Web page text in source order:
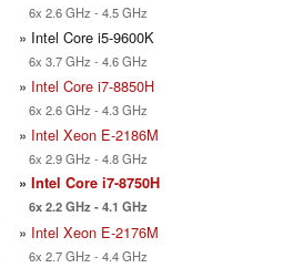
6x 2.6 GHz - 4.5 GHz
» Intel Core i5-9600K
6x 3.7 GHz - 4.6 GHz
» Intel Core i7-8850H
6x 2.6 GHz - 4.3 GHz
» Intel Xeon E-2186M
6x 2.9 GHz - 4.8 GHz
» Intel Core i7-8750H
6x 2.2 GHz - 4.1 GHz
» Intel Xeon E-2176M
6x 2.7 GHz - 4.4 GHz